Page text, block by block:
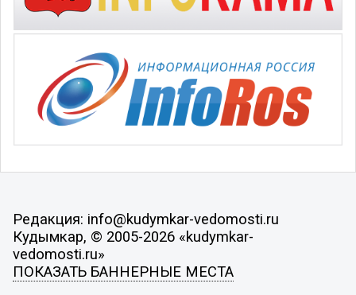
Редакция: info@kudymkar-vedomosti.ru
Кудымкар, © 2005-2026 «kudymkar-
vedomosti.ru»
ПОКАЗАТЬ БАННЕРНЫЕ МЕСТА